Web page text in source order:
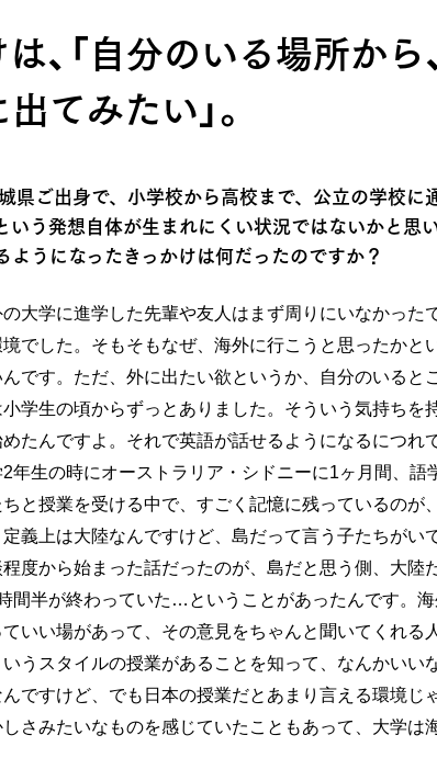
、「自分のいる場所から、
てみたい」。
県ご出身で、小学校から高校まで、公立の学校に
いう発想自体が生まれにくい状況ではないかと思
ようになったきっかけは何だったのですか？
大学に進学した先輩や友人はまず周りにいなかった
でした。そもそもなぜ、海外に行こうと思ったかと
です。ただ、外に出たい欲というか、自分のいると
学生の頃からずっとありました。そういう気持ちを
たんですよ。それで英語が話せるようになるにつれ
年生の時にオーストラリア・シドニーに1ヶ月間、語
と授業を受ける中で、すごく記憶に残っているのが
義上は大陸なんですけど、島だって言う子たちがい
度から始まった話だったのが、島だと思う側、大陸
間半が終わっていた…ということがあったんです。海
いい場があって、その意見をちゃんと聞いてくれる
うスタイルの授業があることを知って、なんかいい
ですけど、でも日本の授業だとあまり言える環境じ
さみたいなものを感じていたこともあって、大学は